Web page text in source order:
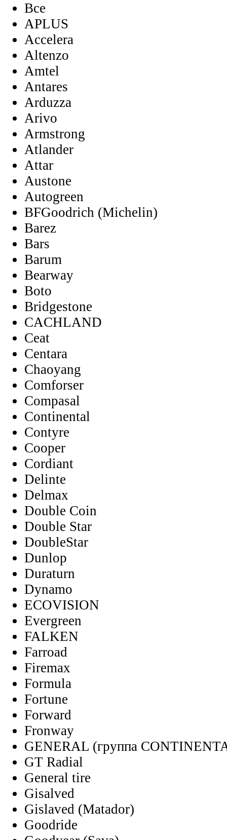
Все
APLUS
Accelera
Altenzo
Amtel
Antares
Arduzza
Arivo
Armstrong
Atlander
Attar
Austone
Autogreen
BFGoodrich (Michelin)
Barez
Bars
Barum
Bearway
Boto
Bridgestone
CACHLAND
Ceat
Centara
Chaoyang
Comforser
Compasal
Continental
Contyre
Cooper
Cordiant
Delinte
Delmax
Double Coin
Double Star
DoubleStar
Dunlop
Duraturn
Dynamo
ECOVISION
Evergreen
FALKEN
Farroad
Firemax
Formula
Fortune
Forward
Fronway
GENERAL (группа
GT Radial
General tire
Gisalved
Gislaved (Matador)
Goodride